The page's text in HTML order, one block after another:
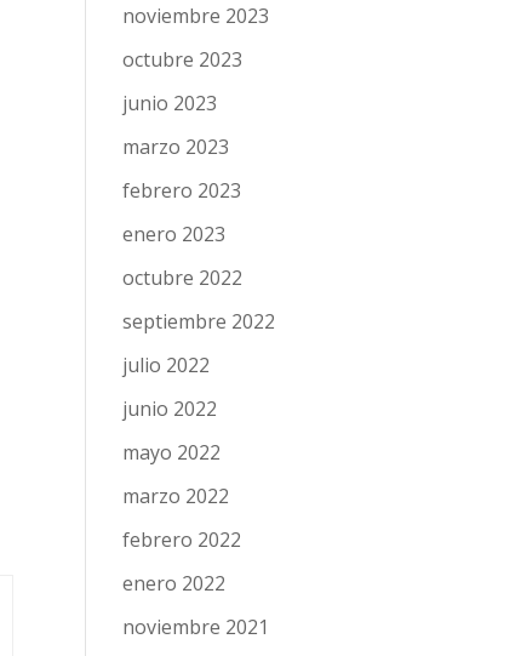
noviembre 2023
octubre 2023
junio 2023
marzo 2023
febrero 2023
enero 2023
octubre 2022
septiembre 2022
julio 2022
junio 2022
mayo 2022
marzo 2022
febrero 2022
enero 2022
noviembre 2021